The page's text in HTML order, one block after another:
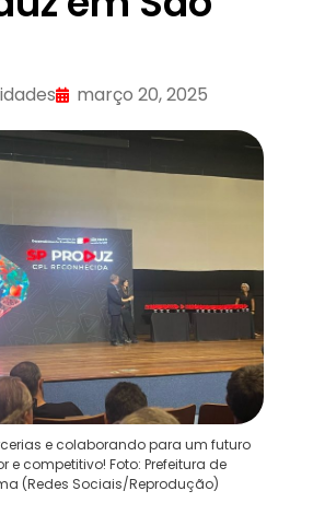
março 20, 2025
e colaborando para um futuro
e competitivo! Foto: Prefeitura de
(Redes Sociais/Reprodução)